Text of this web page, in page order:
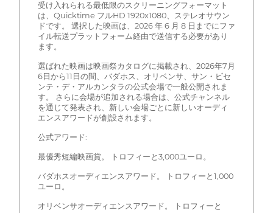
受け入れられる最低限のスクリーニングフォーマット
は、Quicktime フルHD 1920x1080、ステレオサウン
ドです。 選択した映画は、2026 年 6 月 8 日までにファ
イル転送プラットフォーム経由で送信する必要があり
ます。
選ばれた映画は映画祭カタログに掲載され、2026年7月
6日から11日の間、バダホス、オリベンサ、サン・ビセ
ンテ・デ・アルカンタラの公式会場で一般公開されま
す。 さらに会場が追加される場合は、公式チャンネル
を通じて発表され、新しい会場ごとに新しいオーディ
エンスアワードが創設されます。
公式アワード:
最優秀短編映画賞。 トロフィーと3,000ユーロ。
バダホスオーディエンスアワード。 トロフィーと1,000
ユーロ。
オリベンサオーディエンスアワード。 トロフィーと